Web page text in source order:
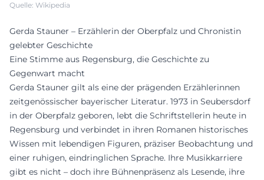
Quelle: Wikipedia
Gerda Stauner – Erzählerin der Oberpfalz und Chronistin
gelebter Geschichte
Eine Stimme aus Regensburg, die Geschichte zu
Gegenwart macht
Gerda Stauner gilt als eine der prägenden Erzählerinnen
zeitgenössischer bayerischer Literatur. 1973 in Seubersdorf
in der Oberpfalz geboren, lebt die Schriftstellerin heute in
Regensburg und verbindet in ihren Romanen historisches
Wissen mit lebendigen Figuren, präziser Beobachtung und
einer ruhigen, eindringlichen Sprache. Ihre Musikkarriere
gibt es nicht – doch ihre Bühnenpräsenz als Lesende, ihre